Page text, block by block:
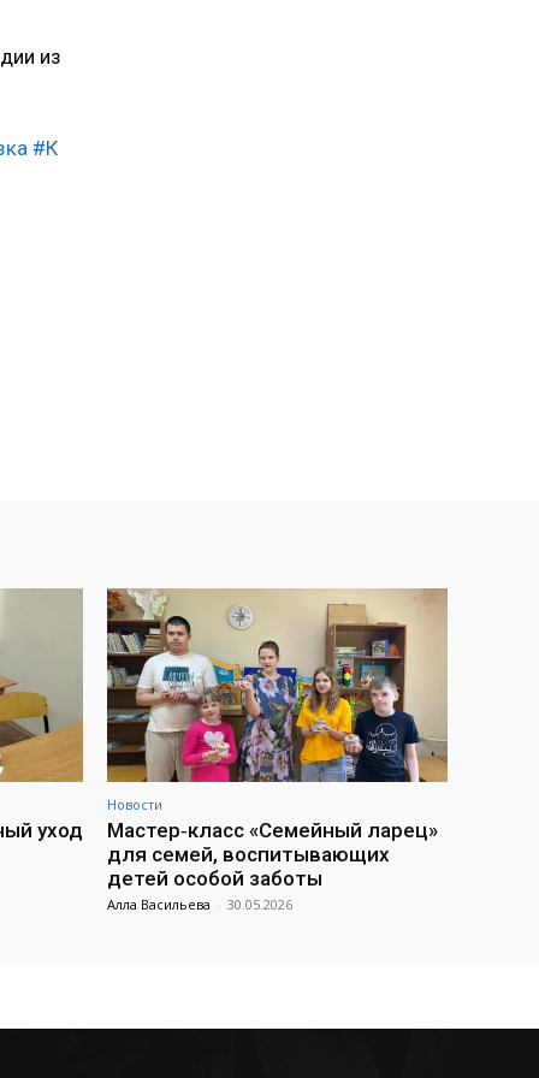
из
#К
уход
Новости
Мастер‑класс «Семейный ларец»
для семей, воспитывающих
детей особой заботы
Алла Васильева - 30.05.2026